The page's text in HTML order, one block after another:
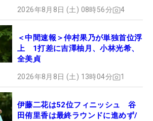
2026年8月8日 (土) 08時56分 4
＜中間速報＞仲村果乃が単独首位浮
上 1打差に吉澤柚月、小林光希、
全美貞
2026年8月8日 (土) 13時04分 1
伊藤二花は52位フィニッシュ 谷
田侑里香は最終ラウンドに進めず/